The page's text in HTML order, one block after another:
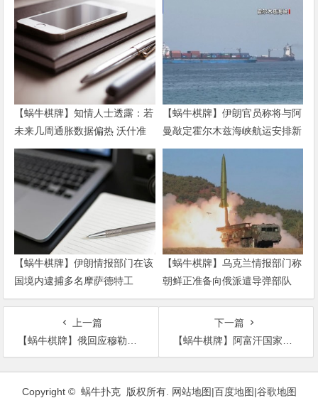
【蜗牛棋牌】知情人士透露：若
未来几周通胀数据偏热 沃什准
备好加息
【蜗牛棋牌】伊朗官员称将与阿
曼敲定霍尔木兹海峡航运安排新
协议
【蜗牛棋牌】伊朗情报部门在该
国境内逮捕多名摩萨德特工
【蜗牛棋牌】乌克兰情报部门称
朝鲜正准备向俄派遣导弹部队
上一篇
【蜗牛棋牌】俄回应穆勒报告:美纳税人应问问为什么钱用这上面
下一篇
【蜗牛棋牌】阿富汗国家安全局遭遇炸弹爆炸致3人死亡
文
Copyright © 蜗牛扑克 版权所有. 网站地图|百度地图|谷歌地图